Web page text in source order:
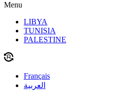
Menu
LIBYA
TUNISIA
PALESTINE
Français
العربية